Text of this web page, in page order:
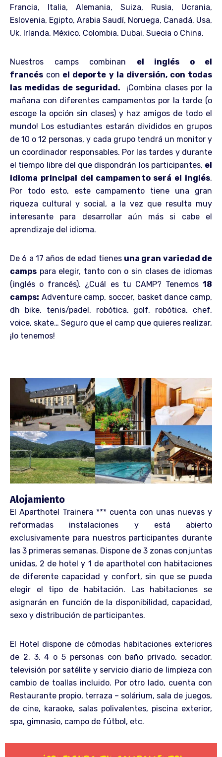
Francia, Italia, Alemania, Suiza, Rusia, Ucrania,
Eslovenia, Egipto, Arabia Saudí, Noruega, Canadá, Usa,
Uk, Irlanda, México, Colombia, Dubai, Suecia o China.
Nuestros camps combinan el inglés o el
francés con el deporte y la diversión, con todas
las medidas de seguridad. ¡Combina clases por la
mañana con diferentes campamentos por la tarde (o
escoge la opción sin clases) y haz amigos de todo el
mundo! Los estudiantes estarán divididos en grupos
de 10 o 12 personas, y cada grupo tendrá un monitor y
un coordinador responsables. Por las tardes y durante
el tiempo libre del que dispondrán los participantes, el
idioma principal del campamento será el inglés.
Por todo esto, este campamento tiene una gran
riqueza cultural y social, a la vez que resulta muy
interesante para desarrollar aún más si cabe el
aprendizaje del idioma.
De 6 a 17 años de edad tienes una gran variedad de
camps para elegir, tanto con o sin clases de idiomas
(inglés o francés). ¿Cuál es tu CAMP? Tenemos 18
camps: Adventure camp, soccer, basket dance camp,
dh bike, tenis/padel, robótica, golf, robótica, chef,
voice, skate… Seguro que el camp que quieres realizar,
¡lo tenemos!
Alojamiento
El Aparthotel Trainera *** cuenta con unas nuevas y
reformadas instalaciones y está abierto
exclusivamente para nuestros participantes durante
las 3 primeras semanas. Dispone de 3 zonas conjuntas
unidas, 2 de hotel y 1 de aparthotel con habitaciones
de diferente capacidad y confort, sin que se pueda
elegir el tipo de habitación. Las habitaciones se
asignarán en función de la disponibilidad, capacidad,
sexo y distribución de participantes.
El Hotel dispone de cómodas habitaciones exteriores
de 2, 3, 4 o 5 personas con baño privado, secador,
televisión por satélite y servicio diario de limpieza con
cambio de toallas incluido. Por otro lado, cuenta con
Restaurante propio, terraza – solárium, sala de juegos,
de cine, karaoke, salas polivalentes, piscina exterior,
spa, gimnasio, campo de fútbol, etc.